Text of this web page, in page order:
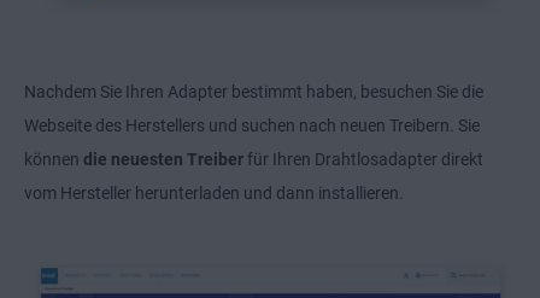
Nachdem Sie Ihren Adapter bestimmt haben, besuchen Sie die
Webseite des Herstellers und suchen nach neuen Treibern. Sie
können die neuesten Treiberfür Ihren Drahtlosadapter direkt
vom Hersteller herunterladen und dann installieren.